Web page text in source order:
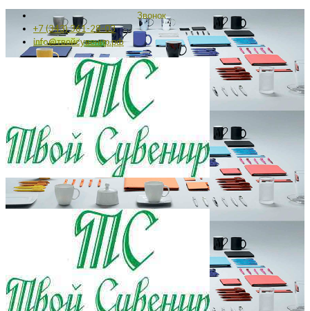
Звонок
+7 (343) 361-28-03
info@твойсувенир.рф